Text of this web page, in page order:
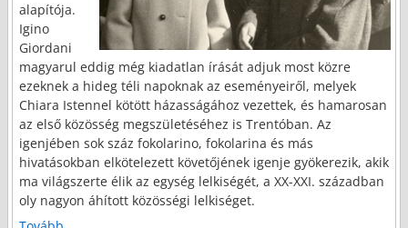
alapítója.
Igino
Giordani
magyarul eddig még kiadatlan írását adjuk most közre
ezeknek a hideg téli napoknak az eseményeiről, melyek
Chiara Istennel kötött házasságához vezettek, és hamarosan
az első közösség megszületéséhez is Trentóban. Az
igenjében sok száz fokolarino, fokolarina és más
hivatásokban elkötelezett követőjének igenje gyökerezik, akik
ma világszerte élik az egység lelkiségét, a XX-XXI. században
oly nagyon áhított közösségi lelkiséget.